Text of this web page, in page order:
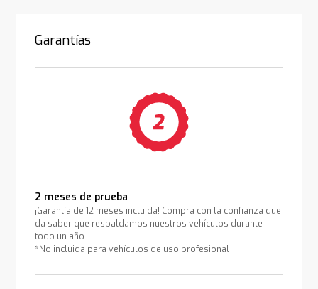
Garantías
2 meses de prueba
¡Garantía de 12 meses incluida! Compra con la confianza que
da saber que respaldamos nuestros vehículos durante
todo un año.
*No incluida para vehículos de uso profesional